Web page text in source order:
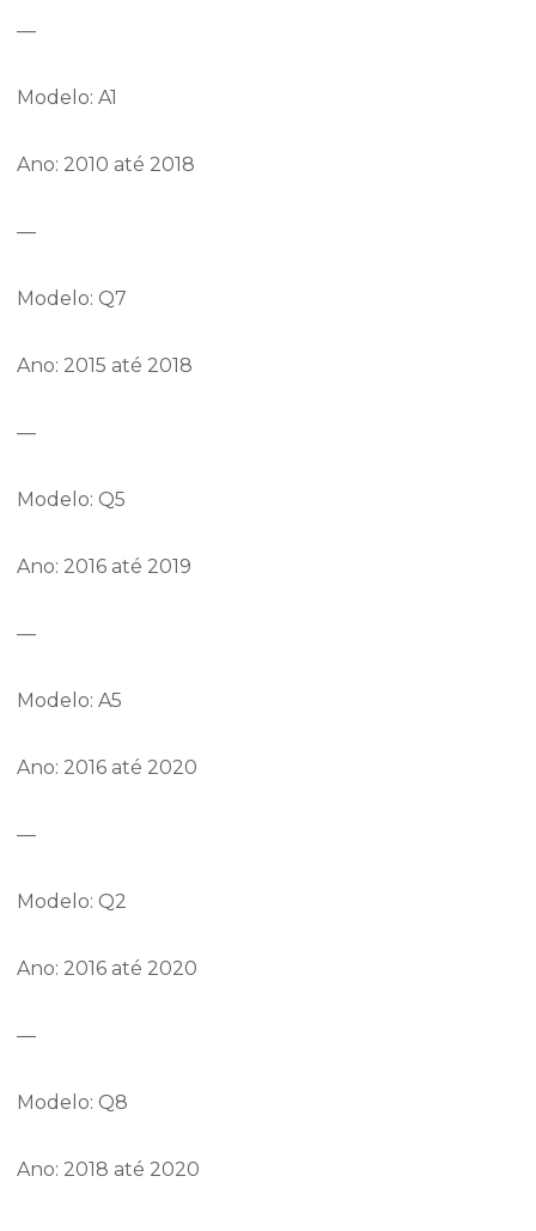
—
Modelo: A1
Ano: 2010 até 2018
—
Modelo: Q7
Ano: 2015 até 2018
—
Modelo: Q5
Ano: 2016 até 2019
—
Modelo: A5
Ano: 2016 até 2020
—
Modelo: Q2
Ano: 2016 até 2020
—
Modelo: Q8
Ano: 2018 até 2020